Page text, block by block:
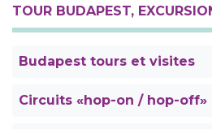
TOUR BUDAPEST,
Budapest tours et visites
Circuits «hop-on / hop-off»